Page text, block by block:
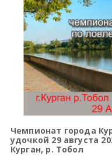
Чемпионат города
удочкой 29 августа
Курган, р. Тобол